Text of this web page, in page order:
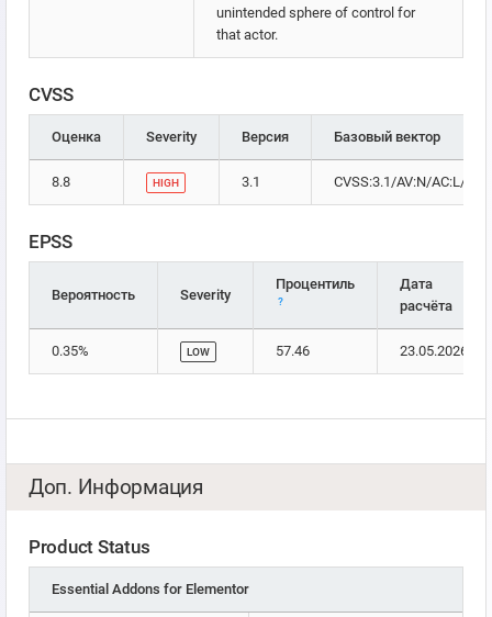
unintended sphere of control for
that actor.
CVSS
Оценка Severity Версия Базовый вектор
8.8 HIGH 3.1 CVSS:3.1/AV:N/AC:L/
EPSS
Вероятность Severity
Процентиль
?
Дата
расчёта
0.35% LOW 57.46 23.05.2026
Доп. Информация
Product Status
Essential Addons for Elementor